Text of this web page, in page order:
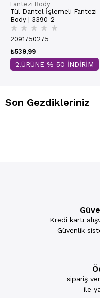
Fantezi Body
Tül Dantel İşlemeli Fantezi
Body | 3390-2
★ ★ ★ ★ ★
2091750275
₺539,99
2.ÜRÜNE % 50 İNDİRİM
Son Gezdikleriniz
Kredi kartı
Güvenlik
sipariş
ile